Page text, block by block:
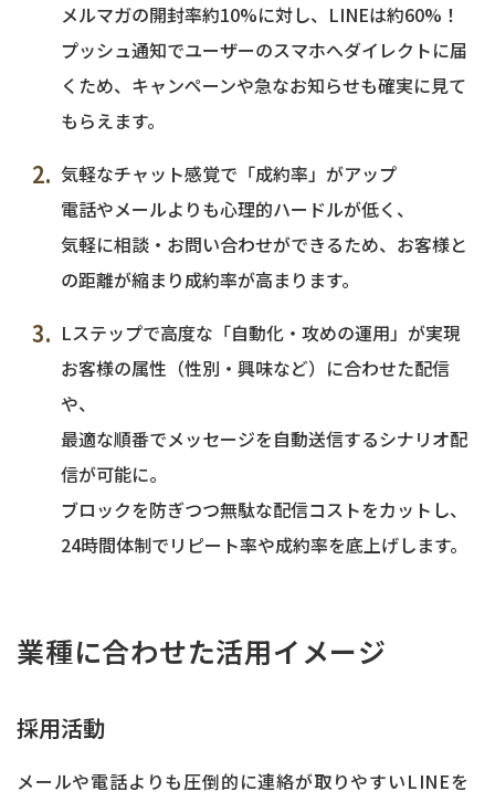
メルマガの開封率約10%に対し、LINEは約60%！
プッシュ通知でユーザーのスマホへダイレクトに届
くため、キャンペーンや急なお知らせも確実に見て
もらえます。
気軽なチャット感覚で「成約率」がアップ
電話やメールよりも心理的ハードルが低く、
気軽に相談・お問い合わせができるため、お客様と
の距離が縮まり成約率が高まります。
Lステップで高度な「自動化・攻めの運用」が実現
お客様の属性（性別・興味など）に合わせた配信
や、
最適な順番でメッセージを自動送信するシナリオ配
信が可能に。
ブロックを防ぎつつ無駄な配信コストをカットし、
24時間体制でリピート率や成約率を底上げします。
業種に合わせた活用イメージ
採用活動
メールや電話よりも圧倒的に連絡が取りやすいLINEを